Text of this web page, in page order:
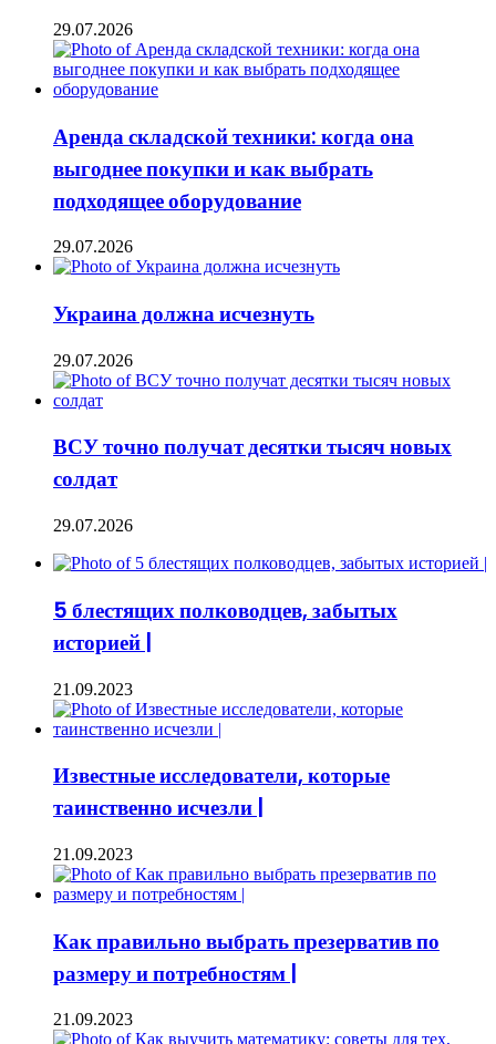
29.07.2026
Аренда складской техники: когда она
выгоднее покупки и как выбрать
подходящее оборудование
29.07.2026
Украина должна исчезнуть
29.07.2026
ВСУ точно получат десятки тысяч новых
солдат
29.07.2026
5 блестящих полководцев, забытых
историей |
21.09.2023
Известные исследователи, которые
таинственно исчезли |
21.09.2023
Как правильно выбрать презерватив по
размеру и потребностям |
21.09.2023